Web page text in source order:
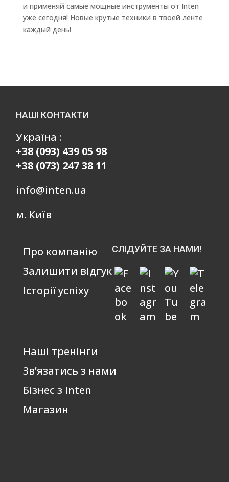
и применяй самые мощные инструменты от Inten
уже сегодня! Новые крутые техники в твоей ленте
каждый день!
НАШІ КОНТАКТИ
Україна :
+38 (093) 439 05 98
+38 (073) 247 38 11
info@inten.ua
м. Київ
Про компанію
Залишити відгук
Історії успіху
СЛІДУЙТЕ ЗА НАМИ!
Наші тренінги
Зв’язатись з нами
Бізнес з Inten
Магазин